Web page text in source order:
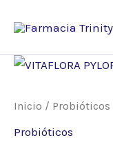
Inicio / Probióticos
Probióticos